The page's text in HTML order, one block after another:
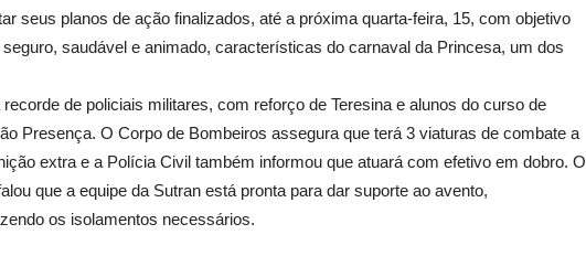
seus planos de ação finalizados, até a próxima quarta-feira, 15, com objetivo
saudável e animado, características do carnaval da Princesa, um dos
de policiais militares, com reforço de Teresina e alunos do curso de
Presença. O Corpo de Bombeiros assegura que terá 3 viaturas de combate a
extra e a Polícia Civil também informou que atuará com efetivo em dobro. O
que a equipe da Sutran está pronta para dar suporte ao avento,
os isolamentos necessários.